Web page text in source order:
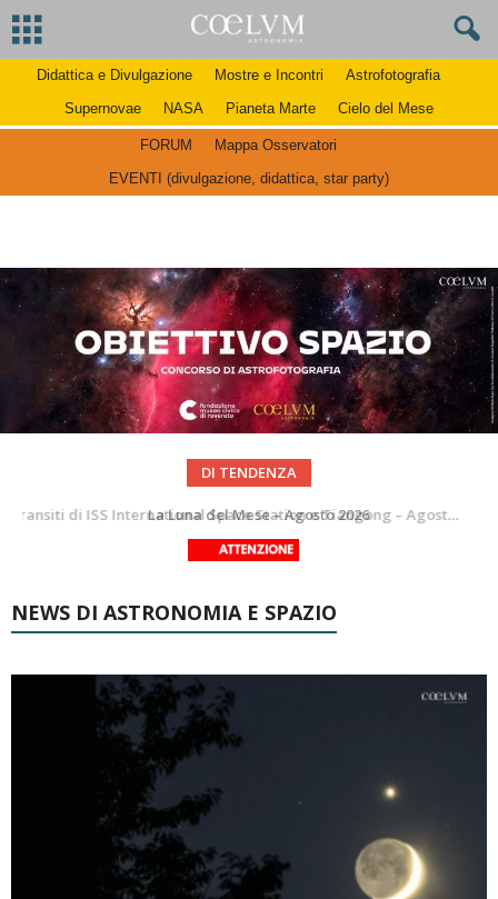
Didattica e Divulgazione Mostre e Incontri
Astrofotografia
Supernovae
NASA Pianeta Marte Cielo del Mese
FORUM
Mappa Osservatori
EVENTI (divulgazione, didattica, star party)
DI TENDENZA
La Luna del Mese – Agosto 2026
Le costellazioni di Agosto 2026: Delfino
NEWS DI ASTRONOMIA E SPAZIO